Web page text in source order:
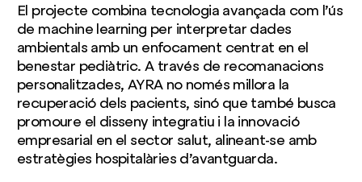
El projecte combina tecnologia avançada com l’ús
de machine learning per interpretar dades
ambientals amb un enfocament centrat en el
benestar pediàtric. A través de recomanacions
personalitzades, AYRA no només millora la
recuperació dels pacients, sinó que també busca
promoure el disseny integratiu i la innovació
empresarial en el sector salut, alineant-se amb
estratègies hospitalàries d’avantguarda.